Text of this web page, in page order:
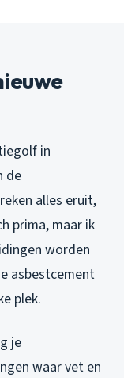
in
de
alles eruit,
prima, maar ik
worden
asbestcement
plek.
je
waar vet en